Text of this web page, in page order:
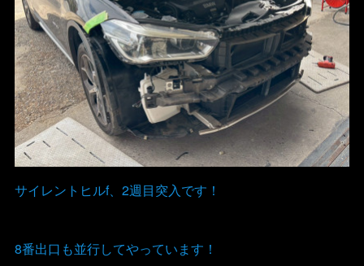
サイレントヒルf、2週目突入です！
8番出口も並行してやっています！